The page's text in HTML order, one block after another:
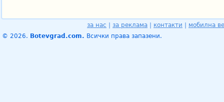
за нас за реклама контакти
мобилна
© 2026. Botevgrad.com. Всички права запазени.